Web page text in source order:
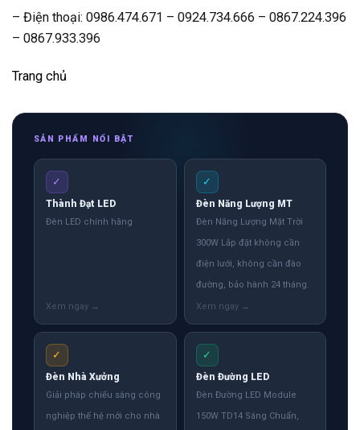
– Điện thoại: 0986.474.671 – 0924.734.666 – 0867.224.396
– 0867.933.396
Trang chủ
SẢN PHẨM NỔI BẬT
✓
Thành Đạt LED
Đèn LED chính hãng
✓
Đèn Năng Lượng MT
Đèn Năng Lượng Mặt Trời
300W Lắp đặt không cần
điện lưới, không cần đào
đường, bảo hành 24 tháng.
✓
Đèn Nhà Xưởng
Giải pháp chiếu sáng công
nghiệp thế hệ mới cho nhà
✓
Đèn Đường LED
Đèn Đường LED Module
150W TD14 Sáng Chuẩn,